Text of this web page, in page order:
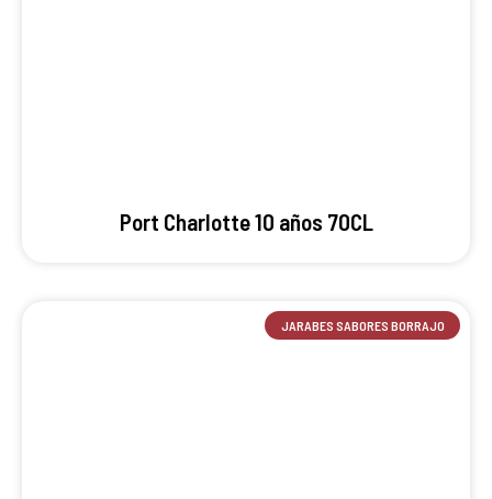
Port Charlotte 10 años 70CL
JARABES SABORES BORRAJO